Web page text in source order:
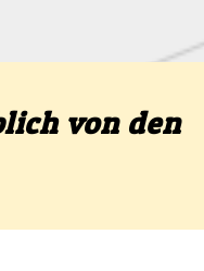
von den